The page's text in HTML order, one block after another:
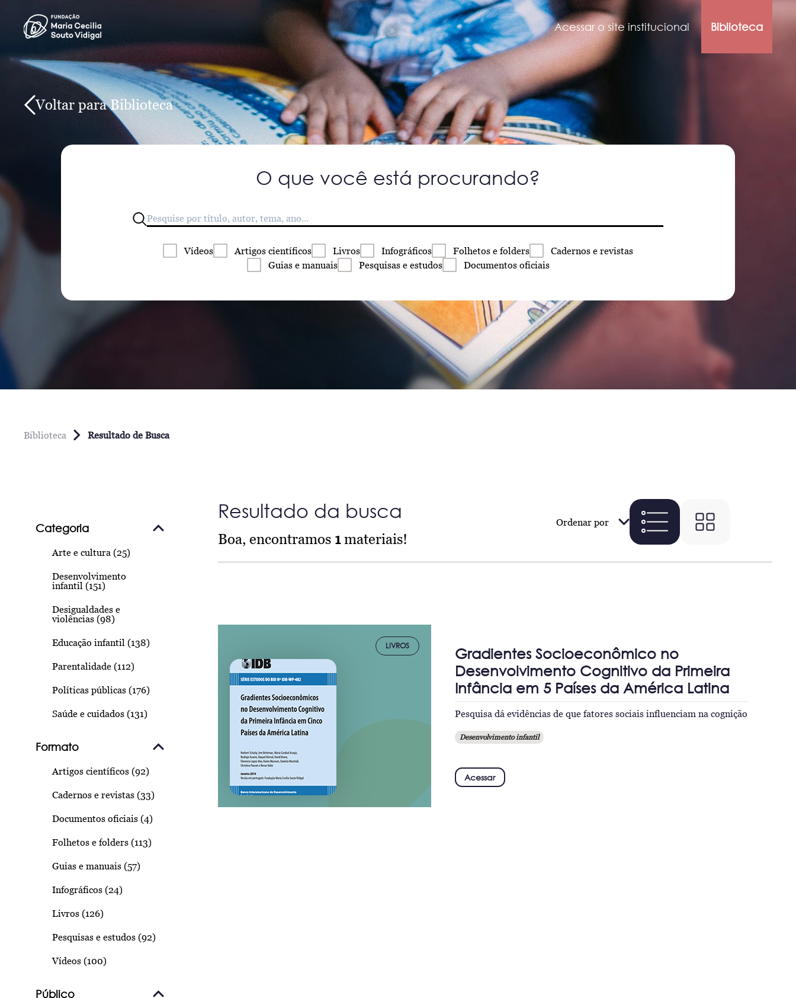
Acessar o site institucional Biblioteca
Voltar para Biblioteca
O que você está procurando?
Vídeos Artigos científicos Livros Infográficos Folhetos e folders Cadernos e revistas
Guias e manuais Pesquisas e estudos Documentos oficiais
Biblioteca Resultado de Busca
Categoria
Arte e cultura (25)
Desenvolvimento
infantil (151)
Desigualdades e
violências (98)
Educação infantil (138)
Parentalidade (112)
Políticas públicas (176)
Saúde e cuidados (131)
Formato
Artigos científicos (92)
Cadernos e revistas (33)
Documentos oficiais (4)
Folhetos e folders (113)
Guias e manuais (57)
Infográficos (24)
Livros (126)
Pesquisas e estudos (92)
Vídeos (100)
Público
Resultado da busca
Boa, encontramos 1materiais!
Ordenar por
LIVROS
Gradientes Socioeconômico no
Desenvolvimento Cognitivo da Primeira
Infância em 5 Países da América Latina
Pesquisa dá evidências de que fatores sociais influenciam na cognição
Desenvolvimento infantil
Acessar